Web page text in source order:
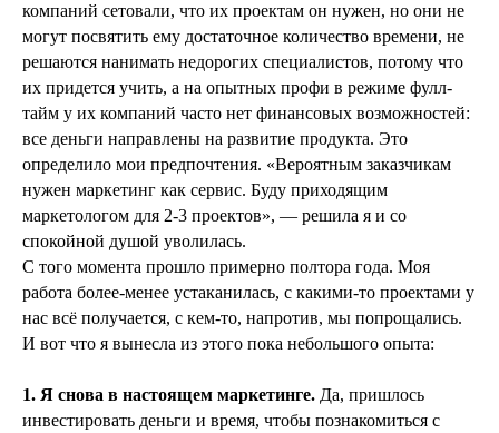
компаний сетовали, что их проектам он нужен, но они не
могут посвятить ему достаточное количество времени, не
решаются нанимать недорогих специалистов, потому что
их придется учить, а на опытных профи в режиме фулл-
тайм у их компаний часто нет финансовых возможностей:
все деньги направлены на развитие продукта. Это
определило мои предпочтения. «Вероятным заказчикам
нужен маркетинг как сервис. Буду приходящим
маркетологом для 2-3 проектов», — решила я и со
спокойной душой уволилась.
С того момента прошло примерно полтора года. Моя
работа более-менее устаканилась, с какими-то проектами у
нас всё получается, с кем-то, напротив, мы попрощались.
И вот что я вынесла из этого пока небольшого опыта:
1. Я снова в настоящем маркетинге. Да, пришлось
инвестировать деньги и время, чтобы познакомиться с